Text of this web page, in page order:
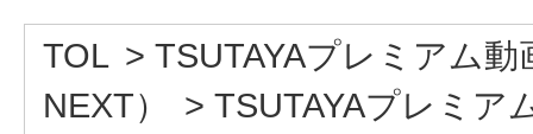
TOL > TSUTAYAプレミアム
NEXT）
> TSUTAYAプレミア